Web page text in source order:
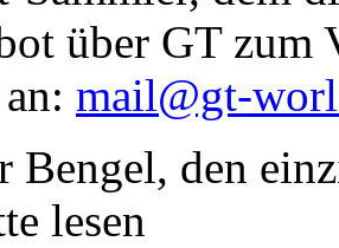
über GT zum
mail@gt-
Bengel, den
lesen